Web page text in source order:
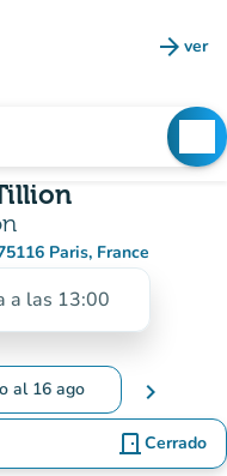
arrow_forward ver
Paris, France
Maps)
a las 13:00
al16 ago
para cambiar las fechas
chevron_right
door_front Cerrado